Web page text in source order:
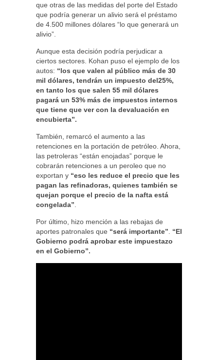
que otras de las medidas del porte del Estado
que podría generar un alivio será el préstamo
de 4.500 millones dólares “lo que generará un
alivio”.
Aunque esta decisión podría perjudicar a
ciertos sectores. Kohan puso el ejemplo de los
autos: “los que valen al público más de 30
mil dólares, tendrán un impuesto del25%,
en tanto los que salen 55 mil dólares
pagará un 53% más de impuestos internos
que tiene que ver con la devaluación en
encubierta”.
También, remarcó el aumento a las
retenciones en la portación de petróleo. Ahora,
las petroleras “están enojadas” porque le
cobrarán retenciones a un peroleo que no
exportan y “eso les reduce el precio que les
pagan las refinadoras, quienes también se
quejan porque el precio de la nafta está
congelada”
Por último, hizo mención a las rebajas de
aportes patronales que “será importante”
“El
Gobierno podrá aprobar este impuestazo
en el Gobierno”.